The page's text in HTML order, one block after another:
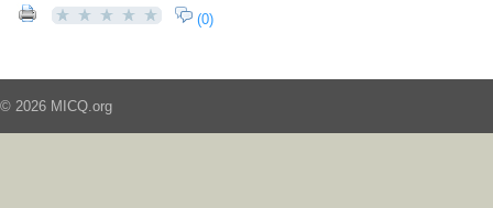
(0)
© 2026 MICQ.org